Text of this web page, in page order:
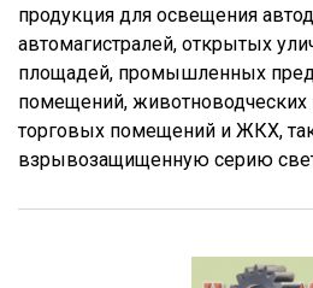
продукция для освещения
автомагистралей, открытых
площадей, промышленных
помещений,
торговых помещений и ЖКХ,
взрывозащищенную серию